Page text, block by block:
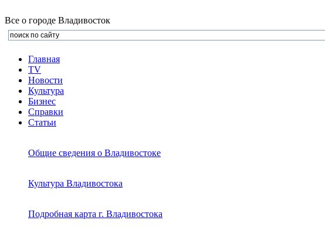
Все о городе Владивосток
Главная
TV
Новости
Культура
Бизнеc
Справки
Статьи
Общие сведения о Владивостоке
Культура Владивостока
Подробная карта г. Владивостока